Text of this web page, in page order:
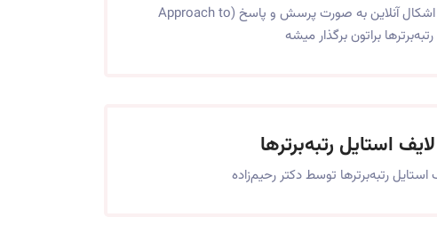
جلسات رفع اشکال آنلاین به صورت پرسش و پاسخ (Approach to
استایل رتبه‌برترها
رتبه‌برترها توسط دکتر رحیم‌زاده